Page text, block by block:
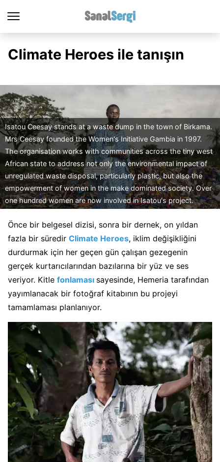
Climate Heroes ile tanışın
Isatou Ceesay stands at a waste dump in the town of Birkama.
Mrs Ceesay founded the Women's Initiative Gambia in 1997.
The organisation works with communities across the tiny west
African state to address not only the environmental impact of
unregulated waste disposal, particularly plastic, but also the
empowerment of women in the make dominated society. Over
one hundred women are now involved in Isatou's project.
Önce bir belgesel dizisi, sonra bir dernek, on yıldan
fazla bir süredir Climate Heroes, iklim değişikliğini
durdurmak için her geçen gün çalışan gezegenin
gerçek kurtarıcılarından bazılarına bir yüz ve ses
veriyor. Kitle fonlaması sayesinde, Hemeria tarafından
yayımlanacak bir fotoğraf kitabının bu projeyi
tamamlaması planlanıyor.